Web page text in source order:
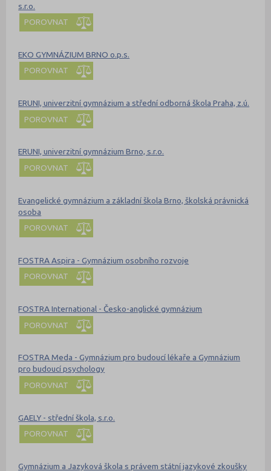
s.r.o.
POROVNAT
EKO GYMNÁZIUM BRNO o.p.s.
POROVNAT
ERUNI, univerzitní gymnázium a střední odborná škola Praha, z.ú.
POROVNAT
ERUNI, univerzitní gymnázium Brno, s.r.o.
POROVNAT
Evangelické gymnázium a základní škola Brno, školská právnická
osoba
POROVNAT
FOSTRA Aspira - Gymnázium osobního rozvoje
POROVNAT
FOSTRA International - Česko-anglické gymnázium
POROVNAT
FOSTRA Meda - Gymnázium pro budoucí lékaře a Gymnázium
pro budoucí psychology
POROVNAT
GAELY - střední škola, s.r.o.
POROVNAT
Gymnázium a Jazyková škola s právem státní jazykové zkoušky